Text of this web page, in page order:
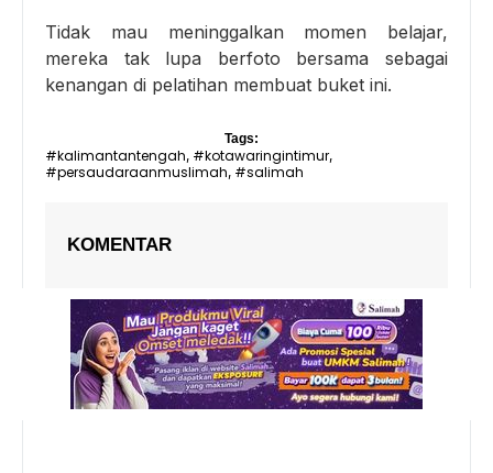
Tidak mau meninggalkan momen belajar,
mereka tak lupa berfoto bersama sebagai
kenangan di pelatihan membuat buket ini.
Tags:
#kalimantantengah, #kotawaringintimur,
#persaudaraanmuslimah, #salimah
KOMENTAR